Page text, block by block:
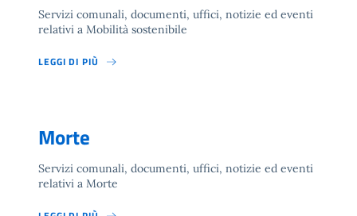
Servizi comunali, documenti, uffici, notizie ed eventi
relativi a Mobilità sostenibile
LEGGI DI PIÙ
Morte
Servizi comunali, documenti, uffici, notizie ed eventi
relativi a Morte